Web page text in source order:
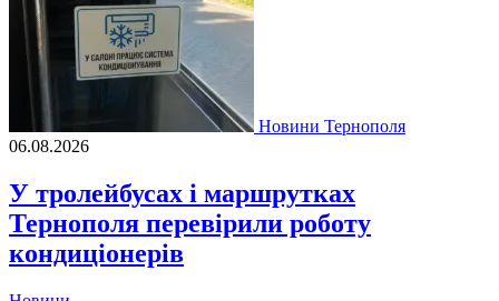
Новини Тернополя
06.08.2026
У тролейбусах і маршрутках
Тернополя перевірили роботу
кондиціонерів